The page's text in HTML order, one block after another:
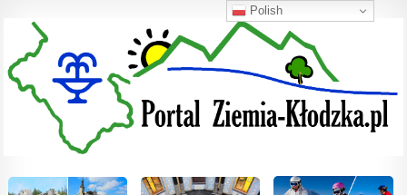
Polish